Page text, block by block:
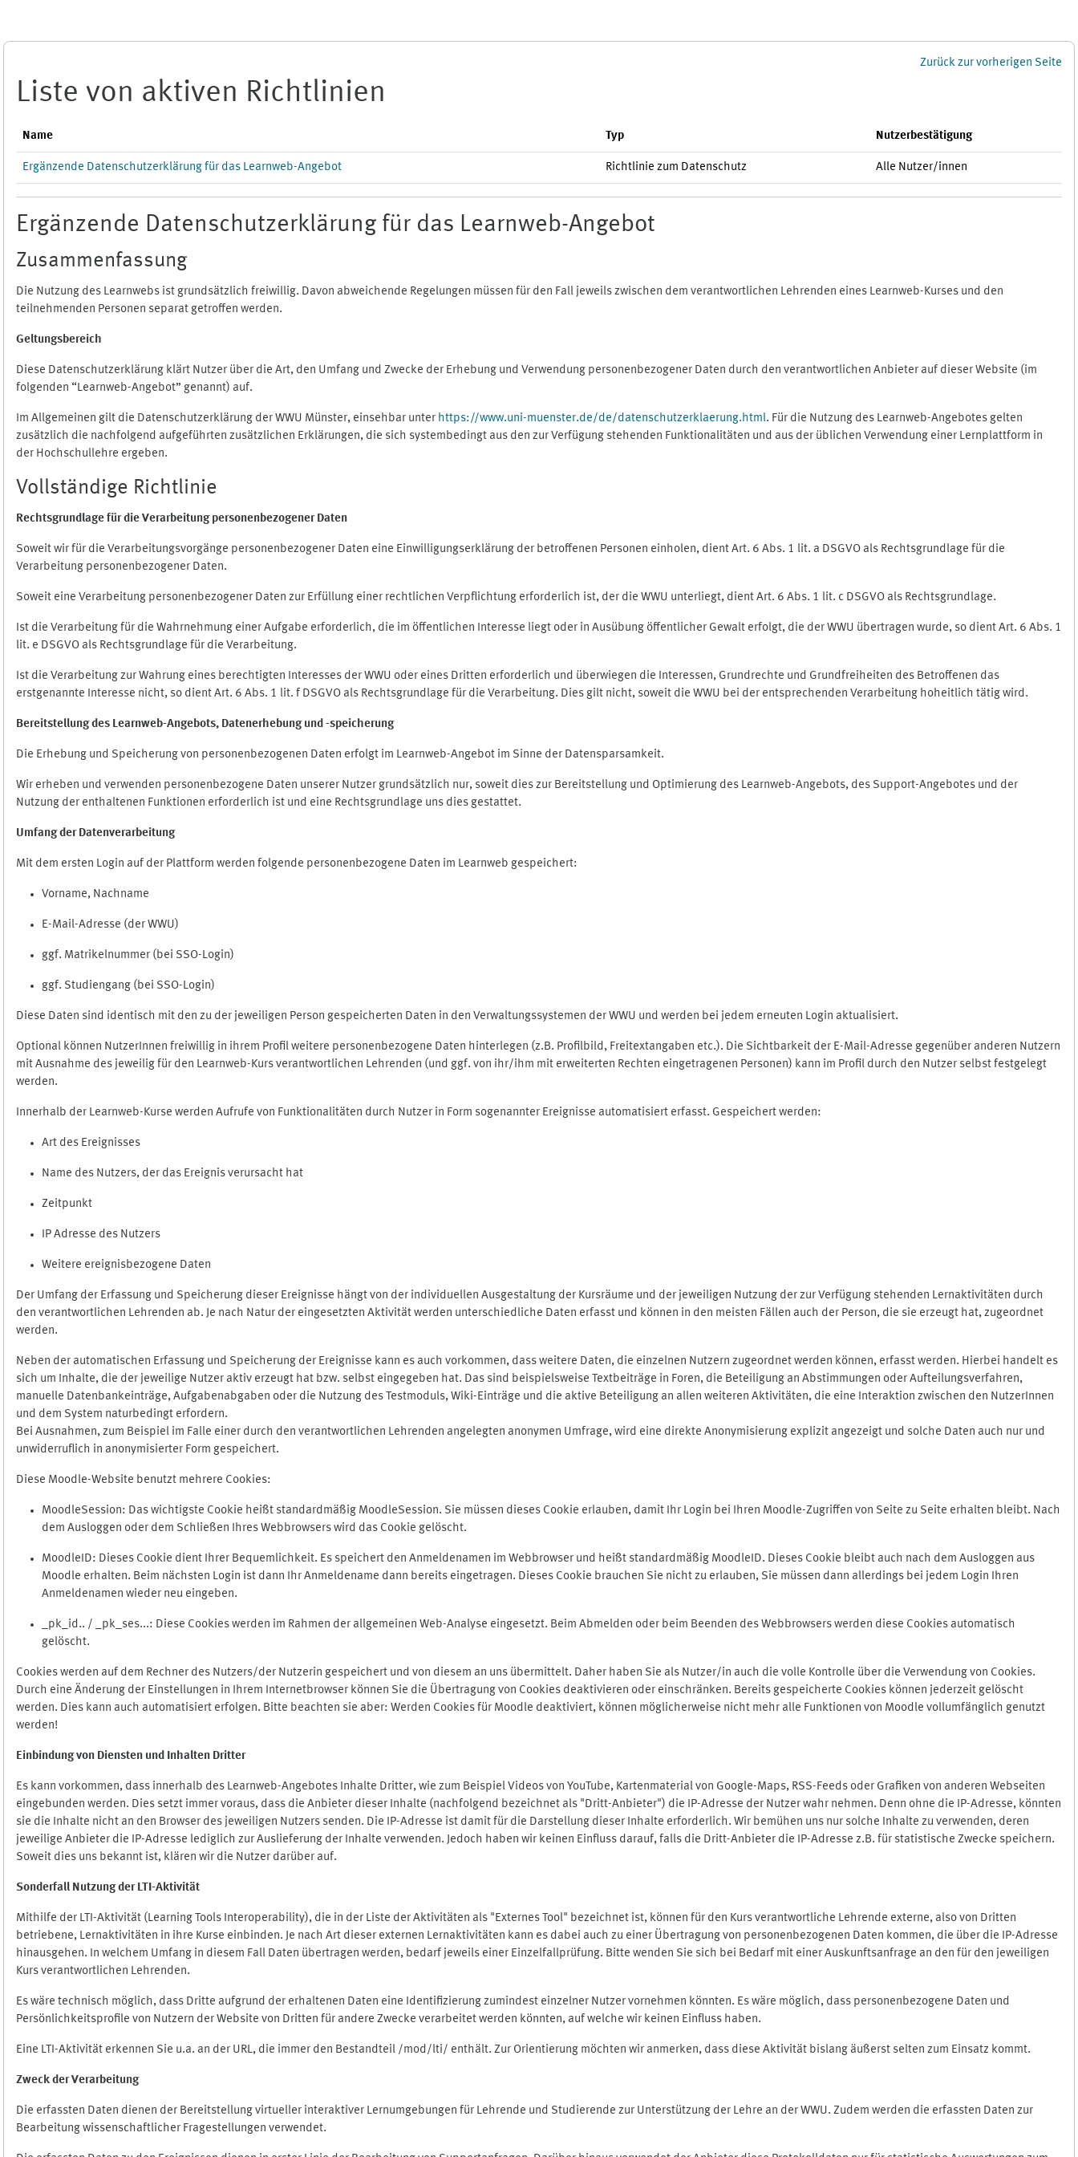
Zurück zur vorherigen Seite
Liste von aktiven Richtlinien
Name Typ Nutzerbestätigung
Ergänzende Datenschutzerklärung für das Learnweb-Angebot Richtlinie zum Datenschutz Alle Nutzer/innen
Ergänzende Datenschutzerklärung für das Learnweb-Angebot
Zusammenfassung
Die Nutzung des Learnwebs ist grundsätzlich freiwillig. Davon abweichende Regelungen müssen für den Fall jeweils zwischen dem verantwortlichen Lehrenden eines Learnweb-Kurses und den
teilnehmenden Personen separat getroffen werden.
Geltungsbereich
Diese Datenschutzerklärung klärt Nutzer über die Art, den Umfang und Zwecke der Erhebung und Verwendung personenbezogener Daten durch den verantwortlichen Anbieter auf dieser Website (im
folgenden “Learnweb-Angebot” genannt) auf.
Im Allgemeinen gilt die Datenschutzerklärung der WWU Münster, einsehbar unter https://www.uni-muenster.de/de/datenschutzerklaerung.html. Für die Nutzung des Learnweb-Angebotes gelten
zusätzlich die nachfolgend aufgeführten zusätzlichen Erklärungen, die sich systembedingt aus den zur Verfügung stehenden Funktionalitäten und aus der üblichen Verwendung einer Lernplattform in
der Hochschullehre ergeben.
Vollständige Richtlinie
Rechtsgrundlage für die Verarbeitung personenbezogener Daten
Soweit wir für die Verarbeitungsvorgänge personenbezogener Daten eine Einwilligungserklärung der betroffenen Personen einholen, dient Art. 6 Abs. 1 lit. a DSGVO als Rechtsgrundlage für die
Verarbeitung personenbezogener Daten.
Soweit eine Verarbeitung personenbezogener Daten zur Erfüllung einer rechtlichen Verpflichtung erforderlich ist, der die WWU unterliegt, dient Art. 6 Abs. 1 lit. c DSGVO als Rechtsgrundlage.
Ist die Verarbeitung für die Wahrnehmung einer Aufgabe erforderlich, die im öffentlichen Interesse liegt oder in Ausübung öffentlicher Gewalt erfolgt, die der WWU übertragen wurde, so dient Art. 6 Abs. 1
lit. e DSGVO als Rechtsgrundlage für die Verarbeitung.
Ist die Verarbeitung zur Wahrung eines berechtigten Interesses der WWU oder eines Dritten erforderlich und überwiegen die Interessen, Grundrechte und Grundfreiheiten des Betroffenen das
erstgenannte Interesse nicht, so dient Art. 6 Abs. 1 lit. f DSGVO als Rechtsgrundlage für die Verarbeitung. Dies gilt nicht, soweit die WWU bei der entsprechenden Verarbeitung hoheitlich tätig wird.
Bereitstellung des Learnweb-Angebots, Datenerhebung und -speicherung
Die Erhebung und Speicherung von personenbezogenen Daten erfolgt im Learnweb-Angebot im Sinne der Datensparsamkeit.
Wir erheben und verwenden personenbezogene Daten unserer Nutzer grundsätzlich nur, soweit dies zur Bereitstellung und Optimierung des Learnweb-Angebots, des Support-Angebotes und der
Nutzung der enthaltenen Funktionen erforderlich ist und eine Rechtsgrundlage uns dies gestattet.
Umfang der Datenverarbeitung
Mit dem ersten Login auf der Plattform werden folgende personenbezogene Daten im Learnweb gespeichert:
Vorname, Nachname
E-Mail-Adresse (der WWU)
ggf. Matrikelnummer (bei SSO-Login)
ggf. Studiengang (bei SSO-Login)
Diese Daten sind identisch mit den zu der jeweiligen Person gespeicherten Daten in den Verwaltungssystemen der WWU und werden bei jedem erneuten Login aktualisiert.
Optional können NutzerInnen freiwillig in ihrem Profil weitere personenbezogene Daten hinterlegen (z.B. Profilbild, Freitextangaben etc.). Die Sichtbarkeit der E-Mail-Adresse gegenüber anderen Nutzern
mit Ausnahme des jeweilig für den Learnweb-Kurs verantwortlichen Lehrenden (und ggf. von ihr/ihm mit erweiterten Rechten eingetragenen Personen) kann im Profil durch den Nutzer selbst festgelegt
werden.
Innerhalb der Learnweb-Kurse werden Aufrufe von Funktionalitäten durch Nutzer in Form sogenannter Ereignisse automatisiert erfasst. Gespeichert werden:
Art des Ereignisses
Name des Nutzers, der das Ereignis verursacht hat
Zeitpunkt
IP Adresse des Nutzers
Weitere ereignisbezogene Daten
Der Umfang der Erfassung und Speicherung dieser Ereignisse hängt von der individuellen Ausgestaltung der Kursräume und der jeweiligen Nutzung der zur Verfügung stehenden Lernaktivitäten durch
den verantwortlichen Lehrenden ab. Je nach Natur der eingesetzten Aktivität werden unterschiedliche Daten erfasst und können in den meisten Fällen auch der Person, die sie erzeugt hat, zugeordnet
werden.
Neben der automatischen Erfassung und Speicherung der Ereignisse kann es auch vorkommen, dass weitere Daten, die einzelnen Nutzern zugeordnet werden können, erfasst werden. Hierbei handelt es
sich um Inhalte, die der jeweilige Nutzer aktiv erzeugt hat bzw. selbst eingegeben hat. Das sind beispielsweise Textbeiträge in Foren, die Beteiligung an Abstimmungen oder Aufteilungsverfahren,
manuelle Datenbankeinträge, Aufgabenabgaben oder die Nutzung des Testmoduls, Wiki-Einträge und die aktive Beteiligung an allen weiteren Aktivitäten, die eine Interaktion zwischen den NutzerInnen
und dem System naturbedingt erfordern.
Bei Ausnahmen, zum Beispiel im Falle einer durch den verantwortlichen Lehrenden angelegten anonymen Umfrage, wird eine direkte Anonymisierung explizit angezeigt und solche Daten auch nur und
unwiderruflich in anonymisierter Form gespeichert.
Diese Moodle-Website benutzt mehrere Cookies:
MoodleSession: Das wichtigste Cookie heißt standardmäßig MoodleSession. Sie müssen dieses Cookie erlauben, damit Ihr Login bei Ihren Moodle-Zugriffen von Seite zu Seite erhalten bleibt. Nach
dem Ausloggen oder dem Schließen Ihres Webbrowsers wird das Cookie gelöscht.
MoodleID: Dieses Cookie dient Ihrer Bequemlichkeit. Es speichert den Anmeldenamen im Webbrowser und heißt standardmäßig MoodleID. Dieses Cookie bleibt auch nach dem Ausloggen aus
Moodle erhalten. Beim nächsten Login ist dann Ihr Anmeldename dann bereits eingetragen. Dieses Cookie brauchen Sie nicht zu erlauben, Sie müssen dann allerdings bei jedem Login Ihren
Anmeldenamen wieder neu eingeben.
_pk_id.. / _pk_ses...: Diese Cookies werden im Rahmen der allgemeinen Web-Analyse eingesetzt. Beim Abmelden oder beim Beenden des Webbrowsers werden diese Cookies automatisch
gelöscht.
Cookies werden auf dem Rechner des Nutzers/der Nutzerin gespeichert und von diesem an uns übermittelt. Daher haben Sie als Nutzer/in auch die volle Kontrolle über die Verwendung von Cookies.
Durch eine Änderung der Einstellungen in Ihrem Internetbrowser können Sie die Übertragung von Cookies deaktivieren oder einschränken. Bereits gespeicherte Cookies können jederzeit gelöscht
werden. Dies kann auch automatisiert erfolgen. Bitte beachten sie aber: Werden Cookies für Moodle deaktiviert, können möglicherweise nicht mehr alle Funktionen von Moodle vollumfänglich genutzt
werden!
Einbindung von Diensten und Inhalten Dritter
Es kann vorkommen, dass innerhalb des Learnweb-Angebotes Inhalte Dritter, wie zum Beispiel Videos von YouTube, Kartenmaterial von Google-Maps, RSS-Feeds oder Grafiken von anderen Webseiten
eingebunden werden. Dies setzt immer voraus, dass die Anbieter dieser Inhalte (nachfolgend bezeichnet als "Dritt-Anbieter") die IP-Adresse der Nutzer wahr nehmen. Denn ohne die IP-Adresse, könnten
sie die Inhalte nicht an den Browser des jeweiligen Nutzers senden. Die IP-Adresse ist damit für die Darstellung dieser Inhalte erforderlich. Wir bemühen uns nur solche Inhalte zu verwenden, deren
jeweilige Anbieter die IP-Adresse lediglich zur Auslieferung der Inhalte verwenden. Jedoch haben wir keinen Einfluss darauf, falls die Dritt-Anbieter die IP-Adresse z.B. für statistische Zwecke speichern.
Soweit dies uns bekannt ist, klären wir die Nutzer darüber auf.
Sonderfall Nutzung der LTI-Aktivität
Mithilfe der LTI-Aktivität (Learning Tools Interoperability), die in der Liste der Aktivitäten als "Externes Tool" bezeichnet ist, können für den Kurs verantwortliche Lehrende externe, also von Dritten
betriebene, Lernaktivitäten in ihre Kurse einbinden. Je nach Art dieser externen Lernaktivitäten kann es dabei auch zu einer Übertragung von personenbezogenen Daten kommen, die über die IP-Adresse
hinausgehen. In welchem Umfang in diesem Fall Daten übertragen werden, bedarf jeweils einer Einzelfallprüfung. Bitte wenden Sie sich bei Bedarf mit einer Auskunftsanfrage an den für den jeweiligen
Kurs verantwortlichen Lehrenden.
Es wäre technisch möglich, dass Dritte aufgrund der erhaltenen Daten eine Identifizierung zumindest einzelner Nutzer vornehmen könnten. Es wäre möglich, dass personenbezogene Daten und
Persönlichkeitsprofile von Nutzern der Website von Dritten für andere Zwecke verarbeitet werden könnten, auf welche wir keinen Einfluss haben.
Eine LTI-Aktivität erkennen Sie u.a. an der URL, die immer den Bestandteil /mod/lti/ enthält. Zur Orientierung möchten wir anmerken, dass diese Aktivität bislang äußerst selten zum Einsatz kommt.
Zweck der Verarbeitung
Die erfassten Daten dienen der Bereitstellung virtueller interaktiver Lernumgebungen für Lehrende und Studierende zur Unterstützung der Lehre an der WWU. Zudem werden die erfassten Daten zur
Bearbeitung wissenschaftlicher Fragestellungen verwendet.